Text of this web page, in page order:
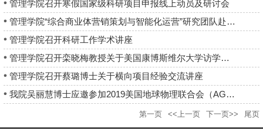
管理学院召开寒假国家级科研项目申报线上动员及研讨会
管理学院“综合商业体营销策划与智能化运营”研究团队赴企业开展...
管理学院召开科研工作学术讲座
管理学院召开栾晓梅教授关于美国康博斯维尔大学访学交流讲座
管理学院召开蔡璐博士关于横向项目经验交流讲座
我院吴丽慧博士应邀参加2019美国地球物理联合会（AGU）秋季大会
第一页 <<上一页 下一页>> 尾页